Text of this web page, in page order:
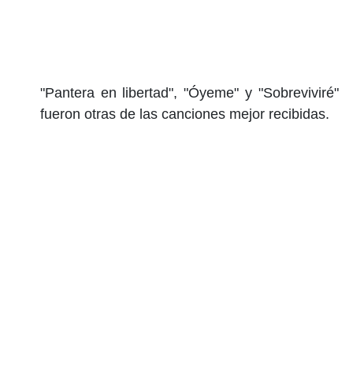
"Pantera en libertad", "Óyeme" y "Sobreviviré"
fueron otras de las canciones mejor recibidas.